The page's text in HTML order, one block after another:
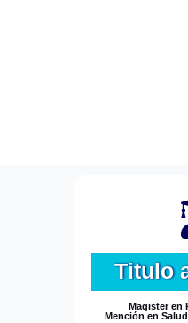
Titulo
Magister en
Mención en